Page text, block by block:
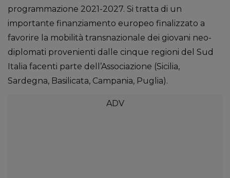
programmazione 2021-2027. Si tratta di un
importante finanziamento europeo finalizzato a
favorire la mobilità transnazionale dei giovani neo-
diplomati provenienti dalle cinque regioni del Sud
Italia facenti parte dell’Associazione (Sicilia,
Sardegna, Basilicata, Campania, Puglia).